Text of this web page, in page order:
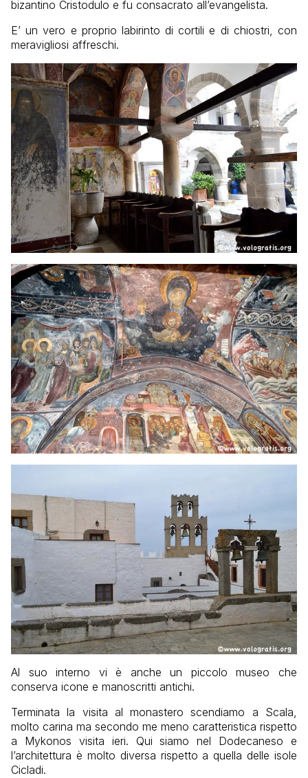
bizantino Cristodulo e fu consacrato all’evangelista.
E’ un vero e proprio labirinto di cortili e di chiostri, con
meravigliosi affreschi.
Al suo interno vi è anche un piccolo museo che
conserva icone e manoscritti antichi.
Terminata la visita al monastero scendiamo a Scala,
molto carina ma secondo me meno caratteristica rispetto
a Mykonos visita ieri. Qui siamo nel Dodecaneso e
l’architettura è molto diversa rispetto a quella delle isole
Cicladi.